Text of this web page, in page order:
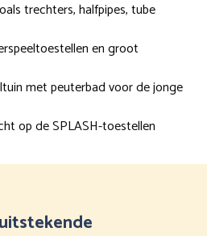
trechters, halfpipes, tube
en groot
met peuterbad voor de jonge
op de SPLASH-toestellen